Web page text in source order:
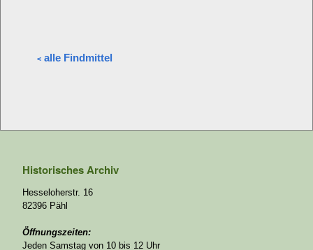
< alle Findmittel
Historisches Archiv
Hesseloherstr. 16
82396 Pähl
Öffnungszeiten:
Jeden Samstag von 10 bis 12 Uhr